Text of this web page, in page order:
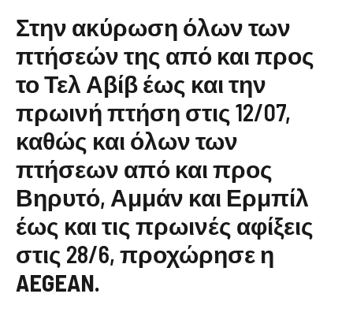
Στην ακύρωση όλων των
πτήσεών της από και προς
το Τελ Αβίβ έως και την
πρωινή πτήση στις 12/07,
καθώς και όλων των
πτήσεων από και προς
Βηρυτό, Αμμάν και Ερμπίλ
έως και τις πρωινές αφίξεις
στις 28/6, προχώρησε η
AEGEAN.